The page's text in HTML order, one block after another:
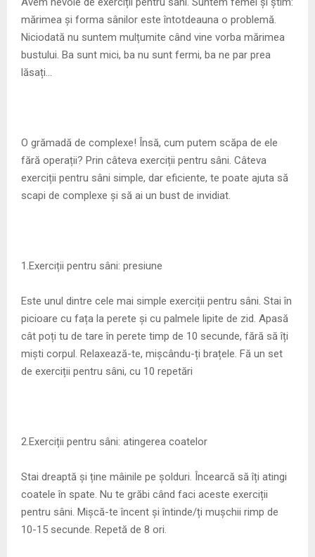
E
N
mărimea și forma sânilor este întotdeauna o problemă.
Niciodată nu suntem mulțumite când vine vorba mărimea
bustului. Ba sunt mici, ba nu sunt fermi, ba ne par prea
lăsați…
O grămadă de complexe! Însă, cum putem scăpa de ele
fără operații? Prin câteva exerciții pentru sâni. Câteva
exerciții pentru sâni simple, dar eficiente, te poate ajuta să
scapi de complexe și să ai un bust de invidiat.
1.Exerciții pentru sâni: presiune
Este unul dintre cele mai simple exerciții pentru sâni. Stai în
picioare cu fața la perete și cu palmele lipite de zid. Apasă
cât poți tu de tare în perete timp de 10 secunde, fără să îți
miști corpul. Relaxează-te, mișcându-ți brațele. Fă un set
de exerciții pentru sâni, cu 10 repetări
2.Exerciții pentru sâni: atingerea coatelor
Stai dreaptă și ține mâinile pe șolduri. Încearcă să îți atingi
coatele în spate. Nu te grăbi când faci aceste exerciții
pentru sâni. Mișcă-te încent și întinde/ți mușchii rimp de
10-15 secunde. Repetă de 8 ori.